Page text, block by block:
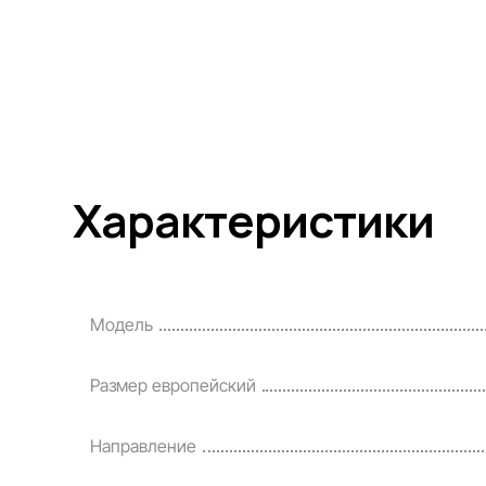
Характеристики
Модель
Размер европейский
Направление